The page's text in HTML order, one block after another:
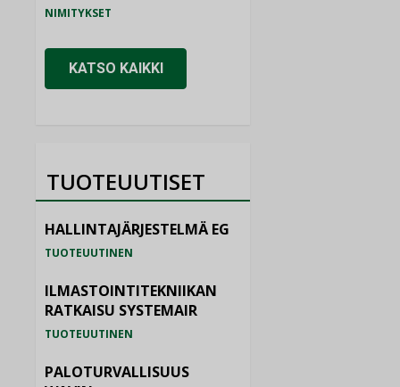
NIMITYKSET
KATSO KAIKKI
TUOTEUUTISET
HALLINTAJÄRJESTELMÄ EG
TUOTEUUTINEN
ILMASTOINTITEKNIIKAN
RATKAISU SYSTEMAIR
TUOTEUUTINEN
PALOTURVALLISUUS